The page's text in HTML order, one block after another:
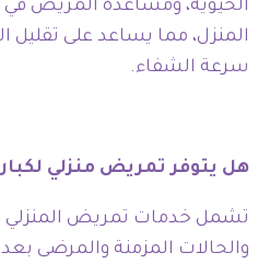
الحيوية، ومساعدة المريض في
المنزل، مما يساعد على
سرعة الشفاء.
هل يتوفر تمريض منزلي
تشمل خدمات تمريض المنزلي
والحالات المزمنة والمرضى